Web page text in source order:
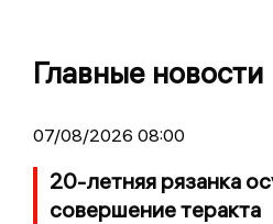
Главные новости
07/08/2026 08:00
20-летняя рязанка
совершение теракта